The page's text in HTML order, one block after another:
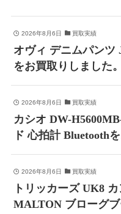
2026年8月6日 買取実績
オヴィ デニムパンツ
をお買取りしました。
2026年8月6日 買取実績
カシオ DW-
ド 心拍計 Bluetooth
2026年8月6日 買取実績
トリッカーズ UK8
MALTON ブローグブ